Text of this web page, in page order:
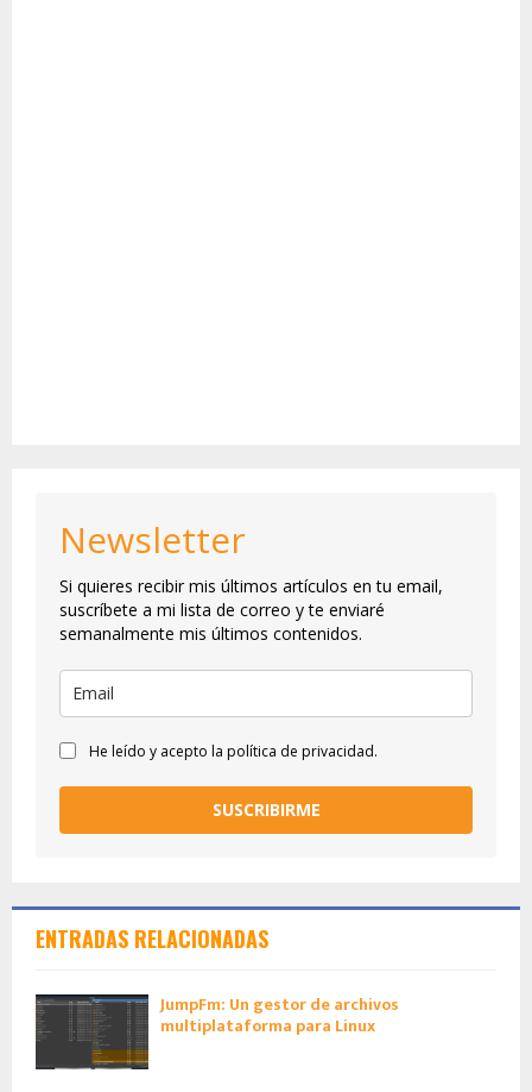
Newsletter
Si quieres recibir mis últimos artículos en tu email,
suscríbete a mi lista de correo y te enviaré
semanalmente mis últimos contenidos.
He leído y acepto la política de privacidad.
SUSCRIBIRME
ENTRADAS RELACIONADAS
JumpFm: Un gestor de archivos
multiplataforma para Linux